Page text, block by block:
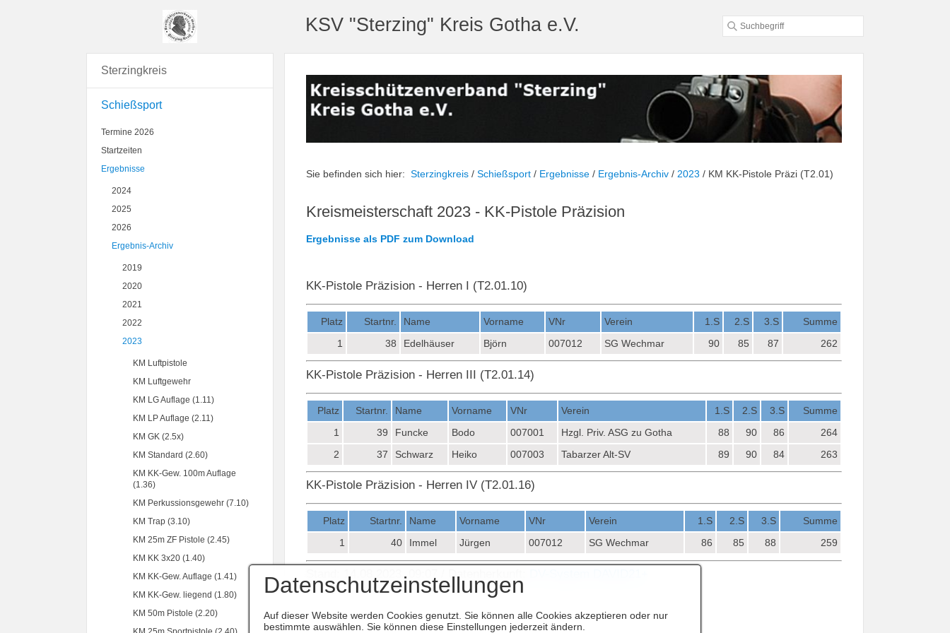
KSV "Sterzing" Kreis Gotha e.V.
Sie befinden sich hier: Sterzingkreis / Schießsport / Ergebnisse / Ergebnis-Archiv / 2023 / KM KK-Pistole Präzi (T2.01)
Kreismeisterschaft 2023 - KK-Pistole Präzision
Ergebnisse als PDF zum Download
KK-Pistole Präzision - Herren I (T2.01.10)
Platz Startnr. Name Vorname VNr Verein 1.S 2.S 3.S
Summe
1
38 Edelhäuser Björn 007012 SG Wechmar 90 85 87 262
KK-Pistole Präzision - Herren III (T2.01.14)
Platz Startnr. Name Vorname VNr Verein 1.S 2.S 3.S
Summe
1
39 Funcke Bodo 007001 Hzgl. Priv. ASG zu Gotha 88 90 86
264
2
37 Schwarz Heiko 007003 Tabarzer Alt-SV 89 90 84 263
KK-Pistole Präzision - Herren IV (T2.01.16)
Platz Startnr. Name Vorname VNr Verein 1.S 2.S 3.S
Summe
1
40 Immel Jürgen 007012 SG Wechmar 86 85 88 259
Stand: 14.08.2023, 09:07 / Datenherkunft:
Sterzingkreis
Schießsport
Termine 2026
Startzeiten
Ergebnisse
2024
2025
2026
Ergebnis-Archiv
2019
2020
2021
2022
2023
KM Luftpistole
KM Luftgewehr
KM LG Auflage (1.11)
KM LP Auflage (2.11)
KM GK (2.5x)
KM Standard (2.60)
KM KK-Gew. 100m Auflage
(1.36)
KM Perkussionsgewehr (7.10)
KM Trap (3.10)
KM 25m ZF Pistole (2.45)
KM KK 3x20 (1.40)
KM KK-Gew. Auflage (1.41)
KM KK-Gew. liegend (1.80)
KM 50m Pistole (2.20)
Datenschutzeinstellungen
Auf dieser Website werden Cookies genutzt. Sie können alle Cookies akzeptieren oder nur
bestimmte auswählen. Sie können diese Einstellungen jederzeit ändern.